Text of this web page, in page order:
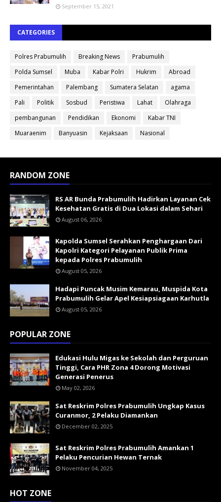
September 15, 2021
CATEGORIES
Polres Prabumulih Breaking News
Prabumulih
Polda Sumsel
Muba Kabar Polri Hukrim
Abroad
Pemerintahan
Palembang Sumatera Selatan
agama
Pali
Politik Sosbud Peristiwa Lahat
Olahraga
pembangunan
Pendidikan Ekonomi
Kabar TNI
Muaraenim
Banyuasin Kejaksaan Nasional
RANDOM ZONE
RS AR Bunda Prabumulih Hadirkan Layanan Cek
Kesehatan Gratis di Dua Lokasi dalam Sehari
August 06, 2026
Kapolda Sumsel Serahkan Penghargaan Dari
Kapolri Kategori Pelayanan Publik Prima
kepada Polres Prabumulih
August 05, 2026
Hadapi Puncak Musim Kemarau, Muspida Kota
Prabumulih Gelar Apel Kesiapsiagaan Karhutla
August 05, 2026
POPULAR ZONE
Edukasi Hulu Migas ke Sekolah dan Perguruan
Tinggi, Cara PHR Zona 4 Dorong Motivasi
Generasi Penerus
May 02, 2026
Sat Reskrim Polres Prabumulih Ungkap Kasus
Curanmor, 2 Pelaku Diamankan
December 02, 2025
Sat Reskrim Polres Prabumulih Amankan 1
Pelaku Pencurian Hewan Ternak
November 04, 2025
HOT ZONE